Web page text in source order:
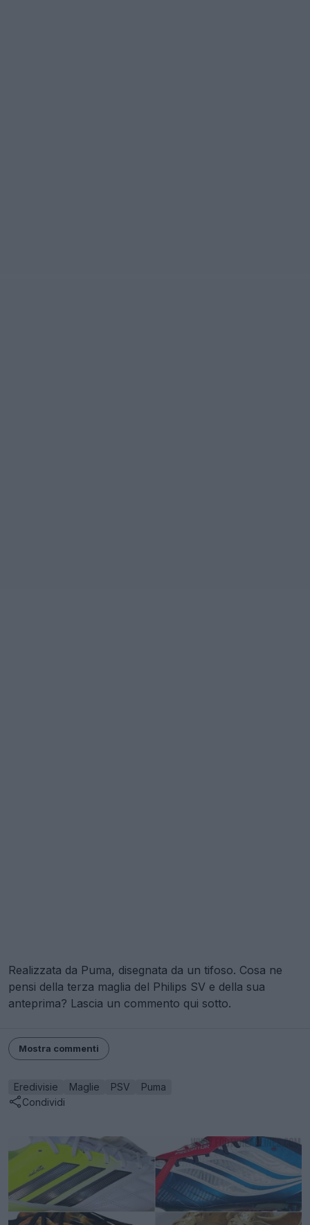
Realizzata da Puma, disegnata da un tifoso. Cosa ne
pensi della terza maglia del Philips SV e della sua
anteprima? Lascia un commento qui sotto.
Mostra commenti
Eredivisie Maglie PSV
Puma
Condividi